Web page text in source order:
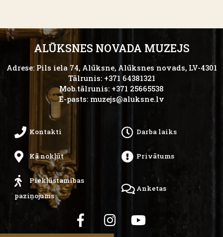
ALŪKSNES NOVADA MUZEJS
Adrese: Pils iela 74, Alūksne, Alūksnes novads, LV-4301
Tālrunis: +371 64381321
Mob.tālrunis: +371 25665538
E-pasts: muzejs@aluksne.lv
Kontakti Darba laiks
Kā nokļūt Privātums
Piekļūstamības
paziņojums
Anketas